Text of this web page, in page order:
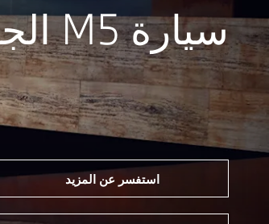
سيارة M5 الجديدة
استفسر عن المزيد